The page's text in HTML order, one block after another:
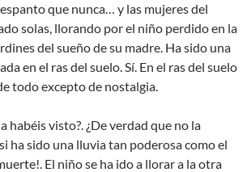
que nunca… y las mujeres del
solas, llorando por el niño perdido en la
del sueño de su madre. Ha sido una
en el ras del suelo. Sí. En el ras del suelo
todo excepto de nostalgia.
habéis visto?. ¿De verdad que no la
ha sido una lluvia tan poderosa como el
El niño se ha ido a llorar a la otra